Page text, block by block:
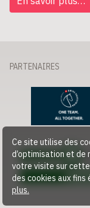
Ce site utilise des
d’optimisation et de
votre visite sur
des cookies aux fins
plus.
PARTENAIRES